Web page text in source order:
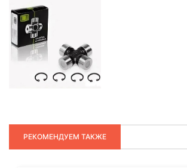
РЕКОМЕНДУЕМ ТАКЖЕ